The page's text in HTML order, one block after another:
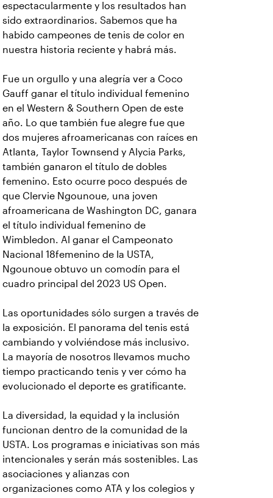
espectacularmente y los resultados han
sido extraordinarios. Sabemos que ha
habido campeones de tenis de color en
nuestra historia reciente y habrá más.
Fue un orgullo y una alegría ver a Coco
Gauff ganar el título individual femenino
en el Western & Southern Open de este
año. Lo que también fue alegre fue que
dos mujeres afroamericanas con raíces en
Atlanta, Taylor Townsend y Alycia Parks,
también ganaron el título de dobles
femenino. Esto ocurre poco después de
que Clervie Ngounoue, una joven
afroamericana de Washington DC, ganara
el título individual femenino de
Wimbledon. Al ganar el Campeonato
Nacional 18femenino de la USTA,
Ngounoue obtuvo un comodín para el
cuadro principal del 2023 US Open.
Las oportunidades sólo surgen a través de
la exposición. El panorama del tenis está
cambiando y volviéndose más inclusivo.
La mayoría de nosotros llevamos mucho
tiempo practicando tenis y ver cómo ha
evolucionado el deporte es gratificante.
La diversidad, la equidad y la inclusión
funcionan dentro de la comunidad de la
USTA. Los programas e iniciativas son más
intencionales y serán más sostenibles. Las
asociaciones y alianzas con
organizaciones como ATA y los colegios y